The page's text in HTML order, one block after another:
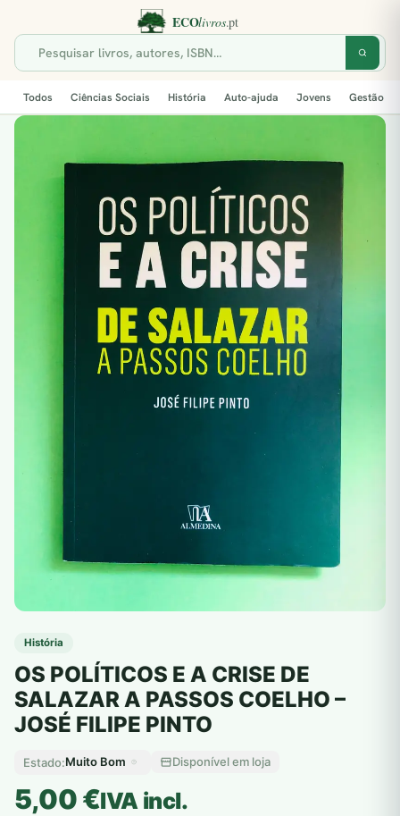
Todos Ciências Sociais História Auto-ajuda Jovens Gestão
História
OS POLÍTICOS E A CRISE DE
SALAZAR A PASSOS COELHO –
JOSÉ FILIPE PINTO
Estado:Muito Bom Disponível em loja
5,00€IVA incl.